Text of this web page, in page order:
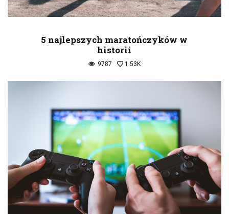
5 najlepszych maratończyków w
historii
9787 1.53K